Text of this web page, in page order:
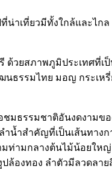
น่าเที่ยวมีทั้งใกล้และไก
ด้วยสภาพภูมิประเทศที่เ
ธรรมไทย มอญ กระเห
ชมธรรมชาติอันงดงามข
ำน้ำสำคัญที่เป็นเส้นทางก
ท่ามกลางต้นไม้น้อยให
องทอง ลำตัวมีลวดลาย